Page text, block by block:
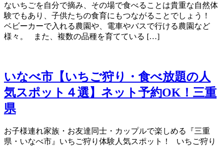
ないちごを自分で摘み、その場で食べることは貴重な自然体
験でもあり、子供たちの食育にもつながることでしょう！
ベビーカーで入れる農園や、電車やバスで行ける農園など
様々。 また、複数の品種を育てている […]
いなべ市【いちご狩り・食べ放題の人
気スポット４選】ネット予約OK！三重
県
お子様連れ家族・お友達同士・カップルで楽しめる『三重
県・いなべ市』いちご狩り体験人気スポット！ いちご狩り